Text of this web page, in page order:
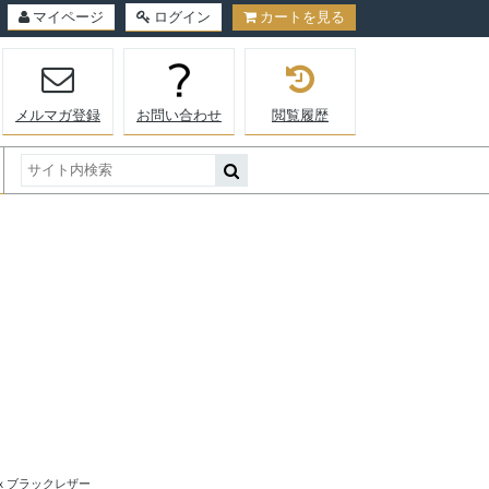
マイページ ログイン カートを見る
メルマガ登録 お問い合わせ 閲覧履歴
ブラックレザー